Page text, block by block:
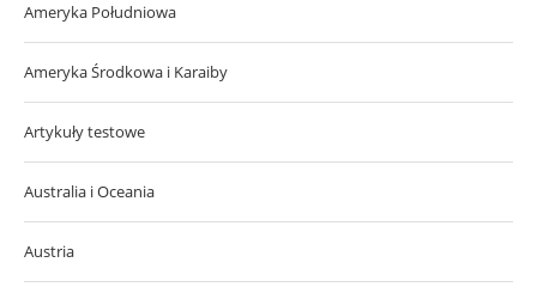
Ameryka Południowa
Ameryka Środkowa i Karaiby
Artykuły testowe
Australia i Oceania
Austria